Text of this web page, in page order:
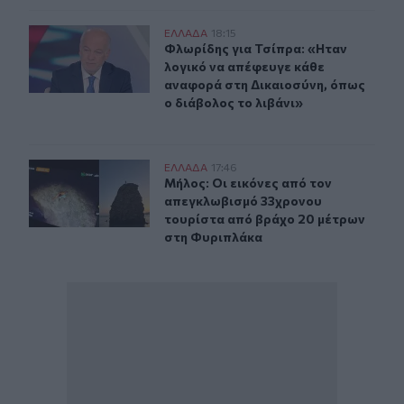
Φλωρίδης για Τσίπρα: «Hταν λογικό να απέφευγε
ΕΛΛAΔΑ 18:15
Φλωρίδης για Τσίπρα: «Hταν
Φλωρίδης για Τσίπρα: «Hταν
λογικό να απέφευγε κάθε
αναφορά στη Δικαιοσύνη, όπως
ο διάβολος το λιβάνι»
Μήλος: Οι εικόνες από τον απεγκλωβισμό 33χρονου
ΕΛΛAΔΑ 17:46
Μήλος: Οι εικόνες από τον
Μήλος: Οι εικόνες από τον
απεγκλωβισμό 33χρονου
τουρίστα από βράχο 20 μέτρων
στη Φυριπλάκα